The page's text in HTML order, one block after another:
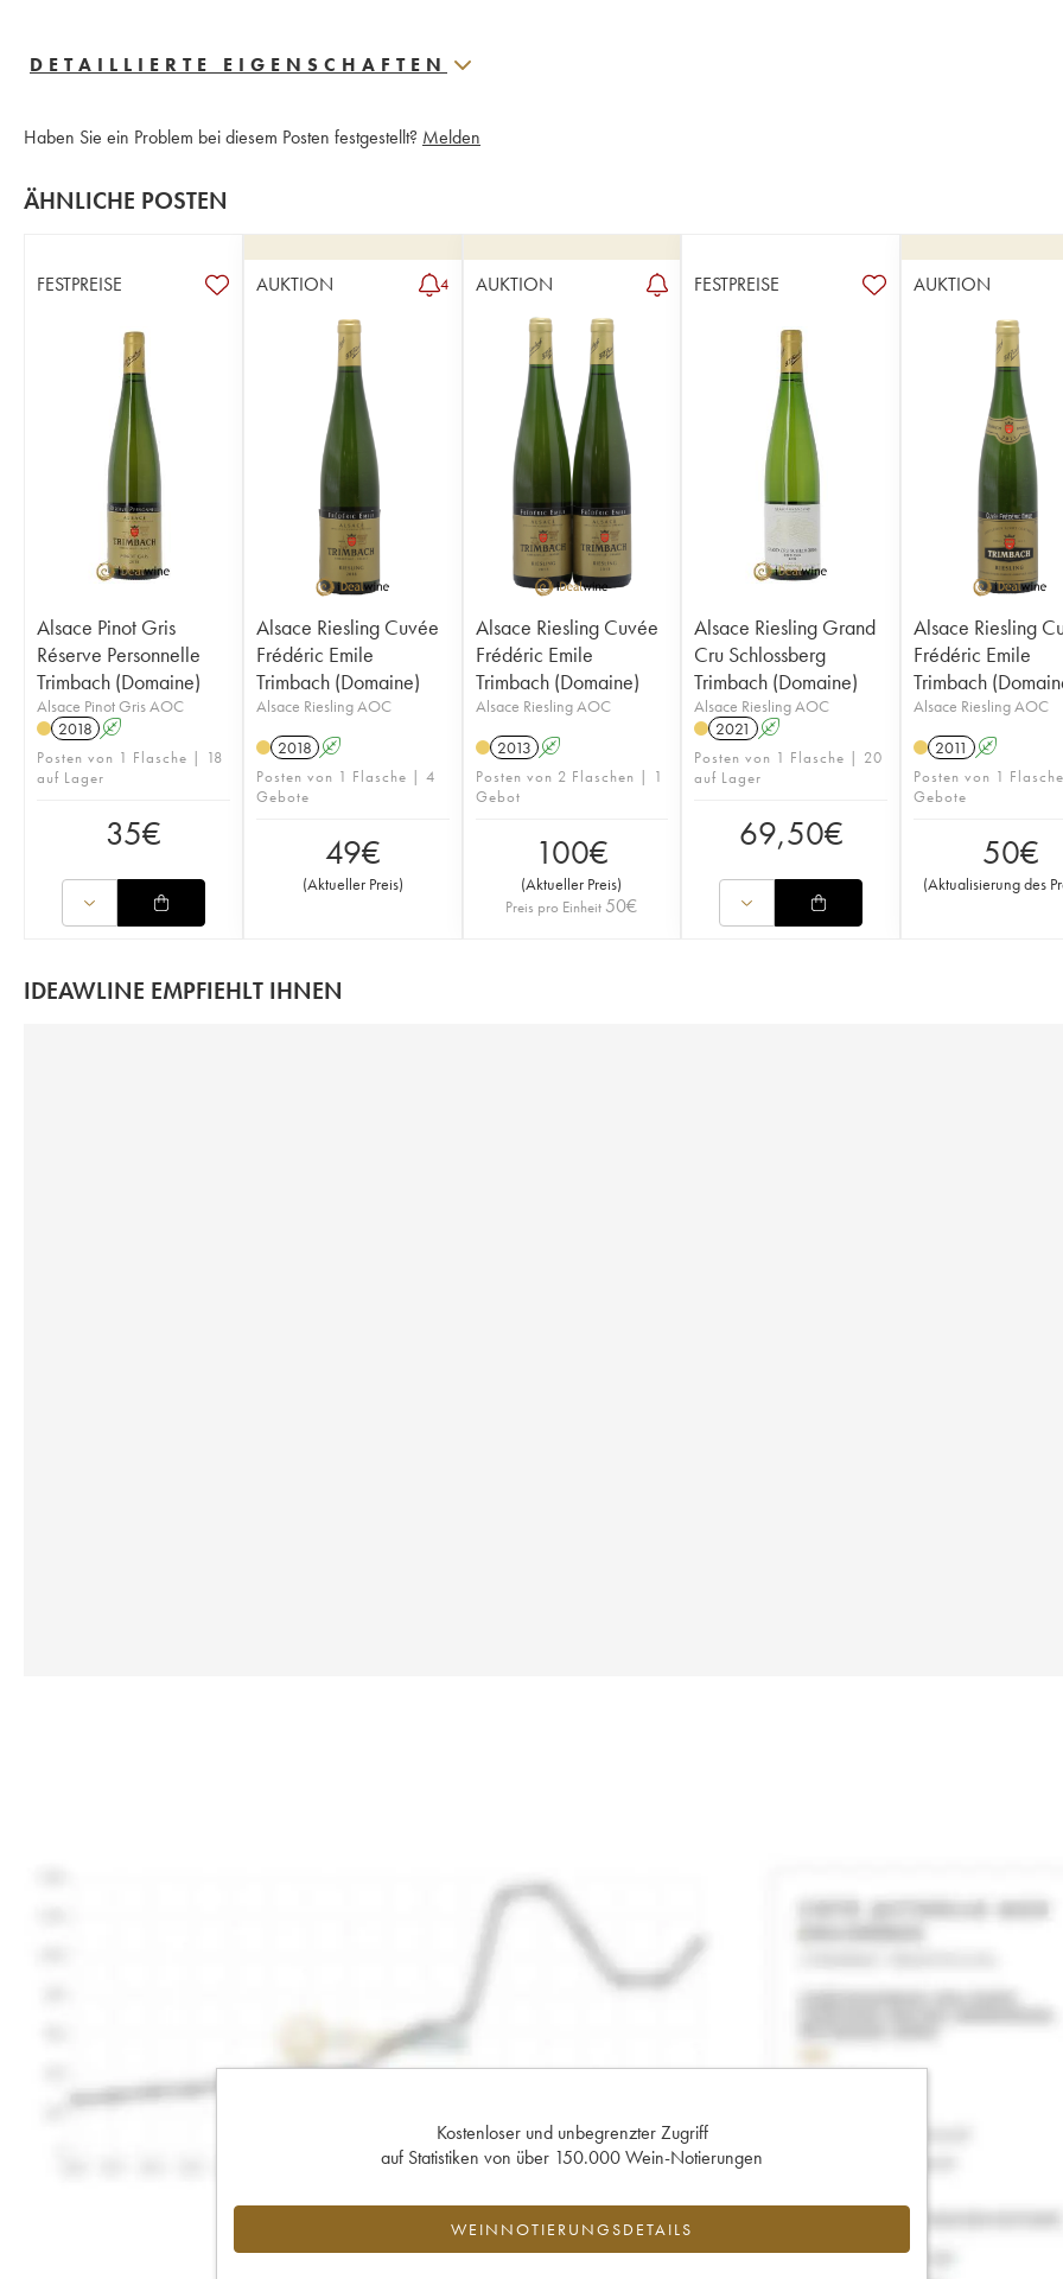
DETAILLIERTE EIGENSCHAFTEN
Haben Sie ein Problem bei diesem Posten festgestellt? Melden
ÄHNLICHE POSTEN
FESTPREISE
Alsace Pinot Gris
Réserve Personnelle
Trimbach (Domaine)
Alsace Pinot Gris AOC
2018 A
Posten von 1 Flasche | 18
auf Lager
35€
AUKTION 4
Alsace Riesling Cuvée
Frédéric Emile
Trimbach (Domaine)
Alsace Riesling AOC
2018 A
Posten von 1 Flasche | 4
Gebote
49€
(Aktueller Preis)
AUKTION
Alsace Riesling Cuvée
Frédéric Emile
Trimbach (Domaine)
Alsace Riesling AOC
2013 A
Posten von 2 Flaschen | 1
Gebot
100€
(Aktueller Preis)
Preis pro Einheit 50€
FESTPREISE
Alsace Riesling Grand
Cru Schlossberg
Trimbach (Domaine)
Alsace Riesling AOC
2021
A
Posten von 1 Flasche | 20
auf Lager
69,50€
AUKTION
Alsace Riesling
Frédéric Emile
Trimbach
Alsace Riesling AOC
2011
A
Posten von 1
Gebote
50€
(Aktualisierung des
IDEAWLINE EMPFIEHLT IHNEN
Kostenloser und unbegrenzter Zugriff
auf Statistiken von über 150.000 Wein-Notierungen
WEINNOTIERUNGSDETAILS